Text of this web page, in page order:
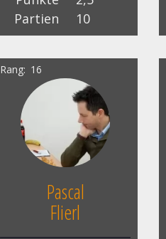
Partien
10
Rang 16
Pascal
Flierl